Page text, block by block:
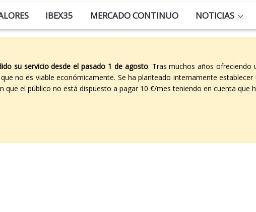
IBEX35 MERCADO CONTINUO NOTICIAS
su servicio desde el pasado 1 de agosto. Tras muchos años ofreciendo
no es viable económicamente. Se ha planteado internamente
que el público no está dispuesto a pagar 10 €/mes teniendo en cuenta